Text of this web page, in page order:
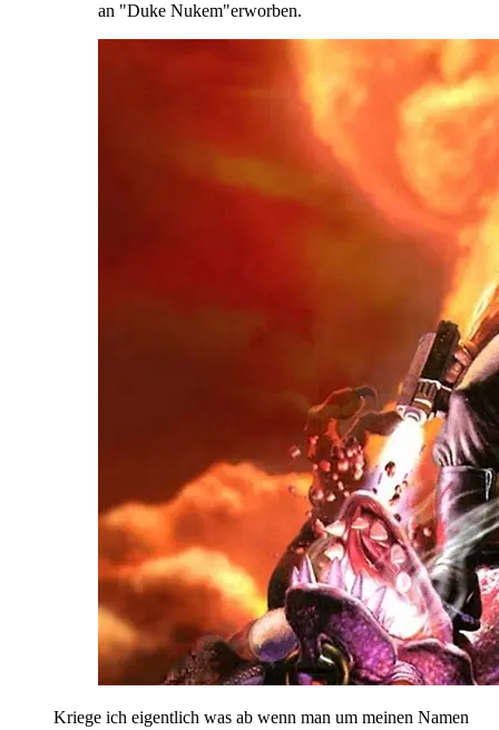
an "Duke Nukem"erworben.
Kriege ich eigentlich was ab wenn man um meinen Namen